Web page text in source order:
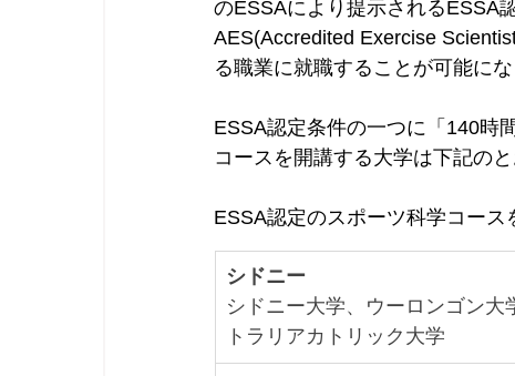
のESSAにより提示されるESSA
AES(Accredited Exercise
る職業に就職することが可能にな
ESSA認定条件の一つに「140時
コースを開講する大学は下記のと
ESSA認定のスポーツ科学コー
シドニー
シドニー大学、ウーロンゴン
トラリアカトリック大学